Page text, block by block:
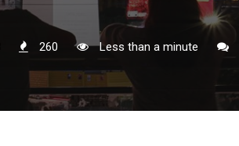
260 Less than a minute